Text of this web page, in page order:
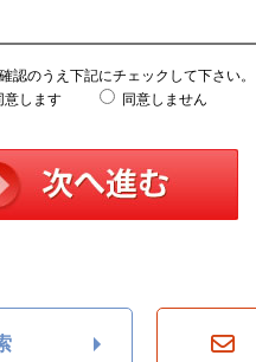
認のうえ下記にチェックして下さい。
意します
同意しません